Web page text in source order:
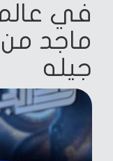
في
ماجد
جيله